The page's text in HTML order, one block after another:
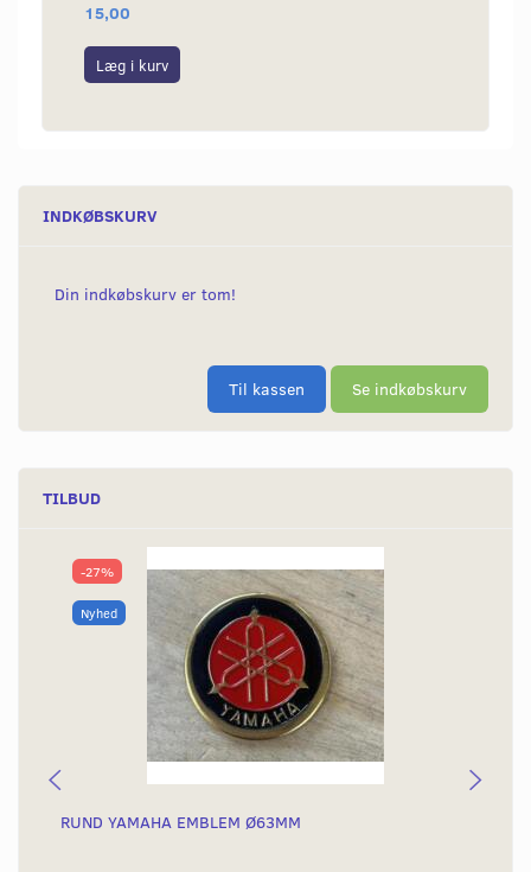
15,00
Læg i kurv
INDKØBSKURV
Din indkøbskurv er tom!
Til kassen Se indkøbskurv
TILBUD
-27%
Nyhed
RUND YAMAHA EMBLEM Ø63MM